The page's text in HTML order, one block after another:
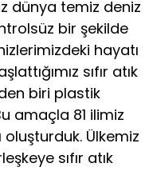
dünya temiz deniz
bir şekilde
hayatı
sıfır atık
biri plastik
amaçla 81 ilimiz
oluşturduk. Ülkemiz
sıfır atık